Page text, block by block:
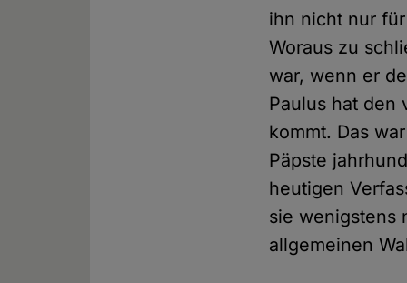
ihn nicht nur
Woraus zu
war, wenn er
Paulus hat den
kommt. Das
Päpste
heutigen
sie wenigstens
allgemeinen